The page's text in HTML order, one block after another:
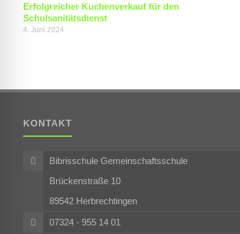
Erfolgreicher Kuchenverkauf für den
Schulsanitätsdienst
4. Juni 2024
KONTAKT
Bibrisschule Gemeinschaftsschule
Brückenstraße 10
89542 Herbrechtingen
07324 - 955 14 01